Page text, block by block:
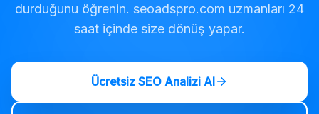
durduğunu öğrenin. seoadspro.com uzmanları 24
saat içinde size dönüş yapar.
Ücretsiz SEO Analizi Al